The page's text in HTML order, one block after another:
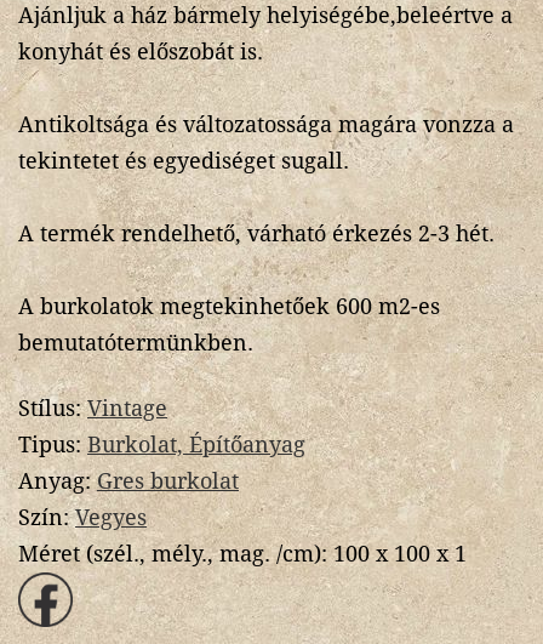
Ajánljuk a ház bármely helyiségébe,beleértve a
konyhát és előszobát is.
Antikoltsága és változatossága magára vonzza a
tekintetet és egyediséget sugall.
A termék rendelhető, várható érkezés 2-3 hét.
A burkolatok megtekinhetőek 600 m2-es
bemutatótermünkben.
Stílus:Vintage
Tipus:Burkolat, Építőanyag
Anyag:Gres burkolat
Szín:Vegyes
Méret (szél., mély., mag. /cm):100 x 100 x 1